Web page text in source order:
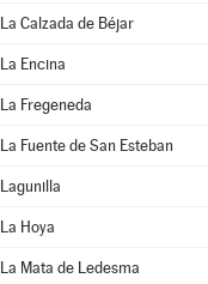
La Calzada de Béjar
La Encina
La Fregeneda
La Fuente de San Esteban
Lagunilla
La Hoya
La Mata de Ledesma